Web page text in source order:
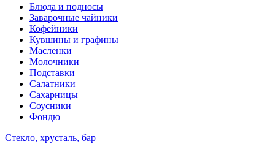
Блюда и подносы
Заварочные чайники
Кофейники
Кувшины и графины
Масленки
Молочники
Подставки
Салатники
Сахарницы
Соусники
Фондю
Стекло, хрусталь, бар